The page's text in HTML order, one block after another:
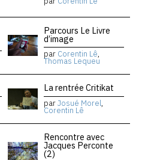
Parcours Le Livre
d’image
par Corentin Lê,
Thomas Lequeu
La rentrée Critikat
parJosué Morel,
Corentin Lê
Rencontre avec
Jacques Perconte
(2)